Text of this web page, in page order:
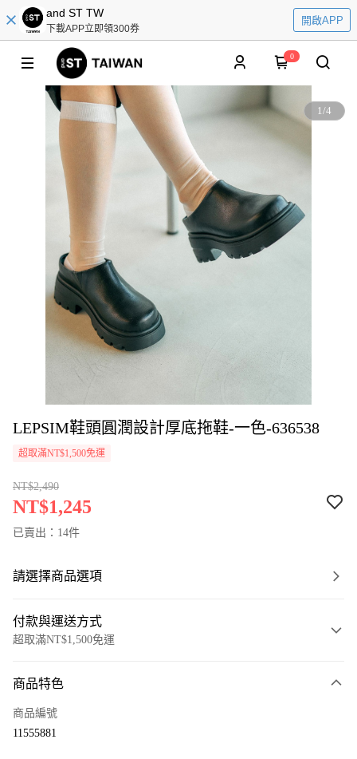
and ST TW
下載APP立即領300券
開啟APP
0
1/4
LEPSIM鞋頭圓潤設計厚底拖鞋-一色-636538
超取滿NT$1,500免運
NT$2,490
NT$1,245
已賣出：14件
請選擇商品選項
付款與運送方式
超取滿NT$1,500免運
信用卡一次付款
商品特色
商品編號
11555881